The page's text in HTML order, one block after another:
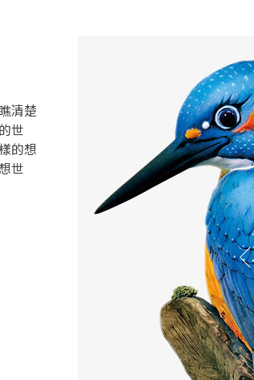
清楚
世
的想
世